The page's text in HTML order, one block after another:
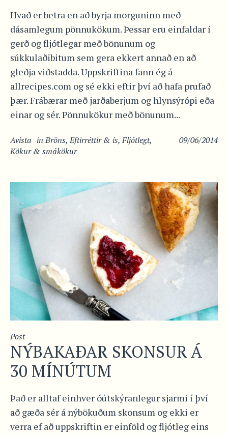
Hvað er betra en að byrja morguninn með
dásamlegum pönnukökum. Þessar eru einfaldar í
gerð og fljótlegar með bönunum og
súkkulaðibitum sem gera ekkert annað en að
gleðja viðstadda. Uppskriftina fann ég á
allrecipes.com og sé ekki eftir því að hafa prufað
þær. Frábærar með jarðaberjum og hlynsýrópi eða
einar og sér. Pönnukökur með bönunum...
09/06/2014
Avista inBröns,Eftirréttir & ís,Fljótlegt,
Kökur & smákökur
Post
NÝBAKAÐAR SKONSUR Á
30 MÍNÚTUM
Það er alltaf einhver óútskýranlegur sjarmi í því
að gæða sér á nýbökuðum skonsum og ekki er
verra ef að uppskriftin er einföld og fljótleg eins